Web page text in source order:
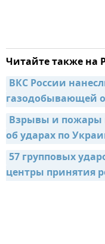
Читайте также на
ВКС России
газодобывающей
Взрывы и пожары
об ударах по
57 групповых
центры принятия